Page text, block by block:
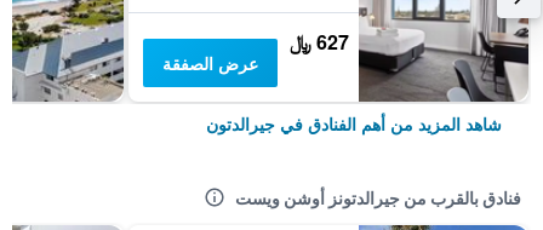
627 ﷼
عرض الصفقة
شاهد المزيد من أهم الفنادق في جيرالدتون
فنادق بالقرب من جيرالدتونز أوشن ويست